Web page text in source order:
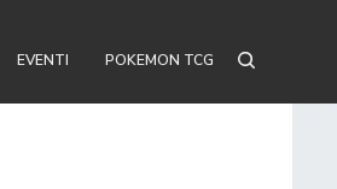
EVENTI POKEMON TCG